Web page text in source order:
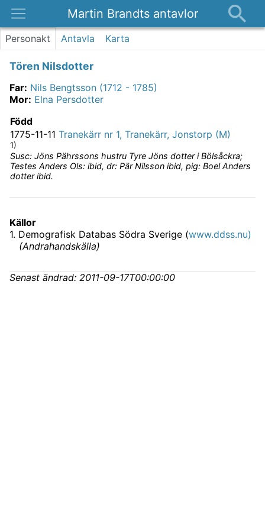
Martin Brandts antavlor
Platser
Kontakt
Personakt Antavla Karta
Tören Nilsdotter
Far: Nils Bengtsson (1712 - 1785)
Mor: Elna Persdotter
Född
1775-11-11 Tranekärr nr 1, Tranekärr, Jonstorp (M)
1)
Susc: Jöns Pährssons hustru Tyre Jöns dotter i Bölsåckra;
Testes Anders Ols: ibid, dr: Pär Nilsson ibid, pig: Boel Anders
dotter ibid.
Källor
1. Demografisk Databas Södra Sverige (www.ddss.nu)
(Andrahandskälla)
Senast ändrad: 2011-09-17T00:00:00